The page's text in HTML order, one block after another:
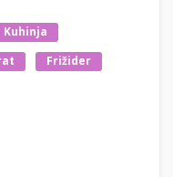
Kuhinja
Frižider